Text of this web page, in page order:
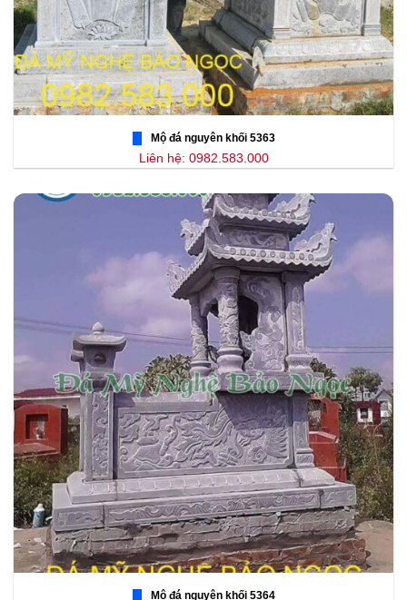
Mộ đá nguyên khối 5363
Liên hệ: 0982.583.000
Mộ đá nguyên khối 5364